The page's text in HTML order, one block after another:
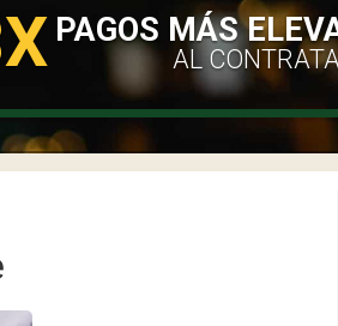
PAGOS MÁS
AL